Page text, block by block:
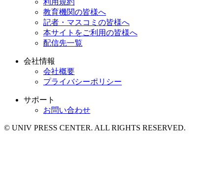
教育機関の皆様へ
記者・マスコミの皆様へ
本サイトをご利用の皆様へ
配信先一覧
会社情報
会社概要
プライバシーポリシー
サポート
お問い合わせ
© UNIV PRESS CENTER. ALL RIGHTS RESERVED.